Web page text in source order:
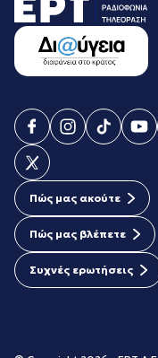
Πώς μας ακούτε
Πώς μας βλέπετε
Συχνές ερωτήσεις